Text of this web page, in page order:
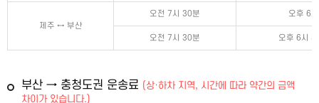
제주 ↔ 부산
오전 7시 30분 오후 6시
오전 7시 30분 오후 6시
부산 → 충청도권 운송료 (상·하차 지역, 시간에 따라 약간의 금액
차이가 있습니다.)